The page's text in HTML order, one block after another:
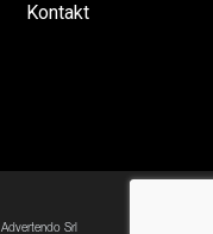
Kontakt
Advertendo Srl